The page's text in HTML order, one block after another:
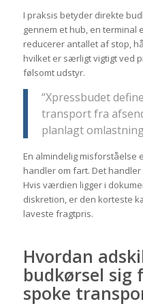
I praksis betyder direkte
gennem et hub, en terminal
reducerer antallet af stop,
hvilket er særligt vigtigt ved
følsomt udstyr.
“Xpressbudet
transport fra
planlagt
En almindelig misforståelse
handler om fart. Det
Hvis værdien ligger i
diskretion, er den korteste
laveste fragtpris.
Hvordan
budkørsel sig
spoke